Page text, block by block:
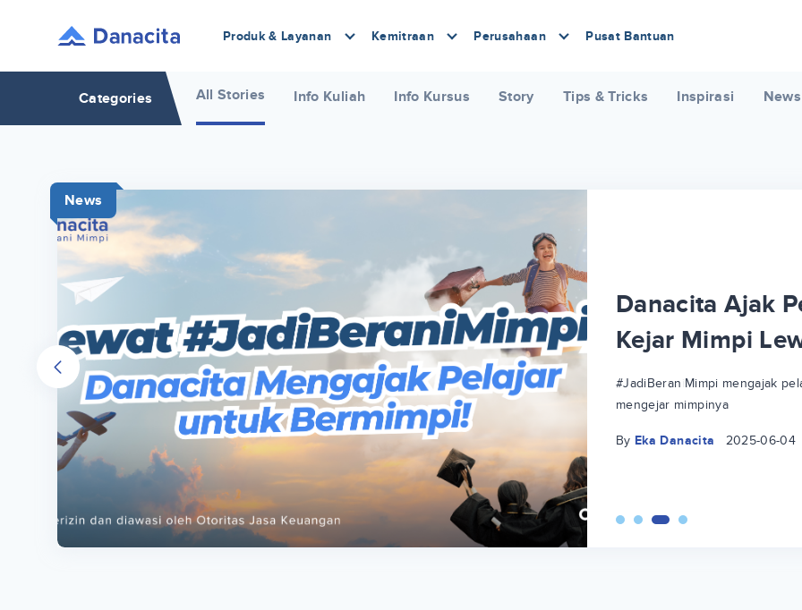
Produk & Layanan Kemitraan Perusahaan Pusat Bantuan
Categories All Stories Info Kuliah Info Kursus Story Tips & Tricks Inspirasi News
News
Danacita Ajak
Kejar Mimpi
#JadiBeraniMimpi mengajak
mengejar mimpinya
By Eka Danacita 2025-06-04